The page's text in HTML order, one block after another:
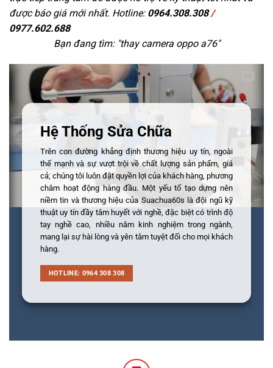
được báo giá mới nhất. Hotline: 0964.308.308/
0977.602.688
Bạn đang tìm: "thay camera oppo a76"
Hệ Thống Sửa Chữa
Trên con đường khẳng định thương hiệu uy tín, ngoài
thế mạnh và sự vượt trội về chất lượng sản phẩm, giá
cả; chúng tôi luôn đặt quyền lợi của khách hàng, phương
châm hoạt động hàng đầu. Một yếu tố tạo dựng nên
niềm tin và thương hiệu của Suachua60s là đội ngũ kỹ
thuật uy tín đầy tâm huyết với nghề, đặc biệt có trình độ
tay nghề cao, nhiều năm kinh nghiệm trong ngành,
mang lại sự hài lòng và yên tâm tuyệt đối cho mọi khách
hàng.
HOTLINE: 0964 308 308